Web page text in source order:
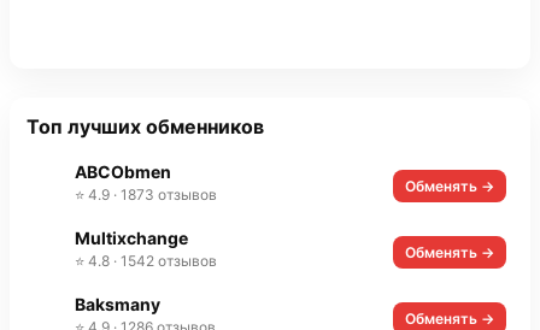
Топ лучших обменников
ABCObmen
⭐ 4.9 · 1873 отзывов Обменять →
Multixchange
⭐ 4.8 · 1542 отзывов Обменять →
Baksmany
Обменять →